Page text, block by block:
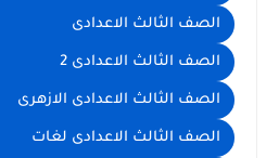
الصف الثالث الاعدادى
الصف الثالث الاعدادى 2
الصف الثالث الاعدادى الازهرى
الصف الثالث الاعدادى لغات